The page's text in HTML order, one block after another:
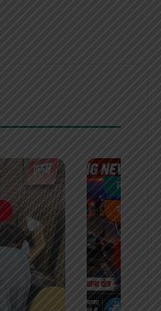
PUBLIC
उत्तर